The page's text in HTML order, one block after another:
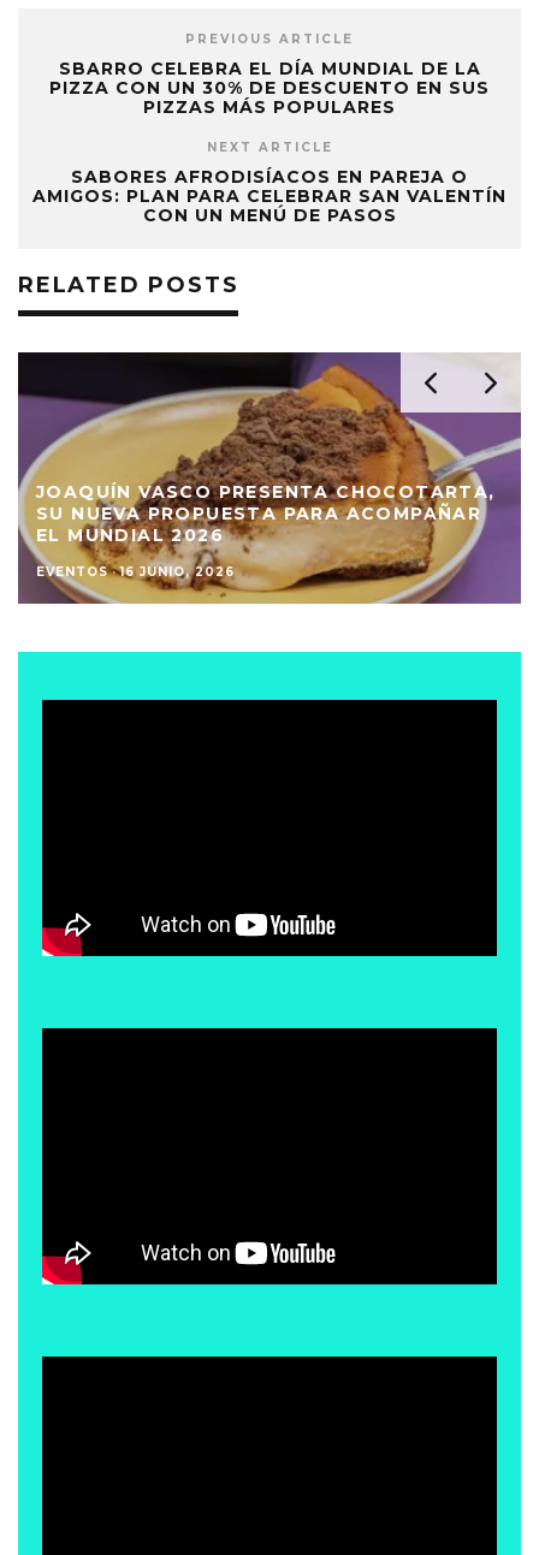
PREVIOUS ARTICLE
SBARRO CELEBRA EL DÍA MUNDIAL DE LA
PIZZA CON UN 30% DE DESCUENTO EN SUS
PIZZAS MÁS POPULARES
NEXT ARTICLE
SABORES AFRODISÍACOS EN PAREJA O
AMIGOS: PLAN PARA CELEBRAR SAN VALENTÍN
CON UN MENÚ DE PASOS
RELATED POSTS
JOAQUÍN VASCO PRESENTA CHOCOTARTA,
SU NUEVA PROPUESTA PARA ACOMPAÑAR
EL MUNDIAL 2026
EVENTOS · 16 JUNIO, 2026